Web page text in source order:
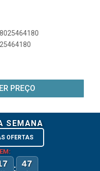
PREÇO
SEMANA
OFERTAS
: 47